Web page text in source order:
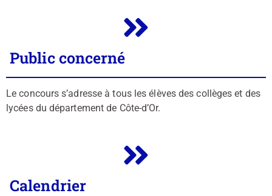
Public concerné
Le concours s’adresse à tous les élèves des collèges et des
lycées du département de Côte-d’Or.
Calendrier